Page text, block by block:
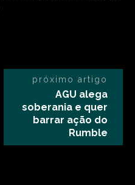
próximo artigo
AGU alega
soberania e quer
barrar ação do
Rumble